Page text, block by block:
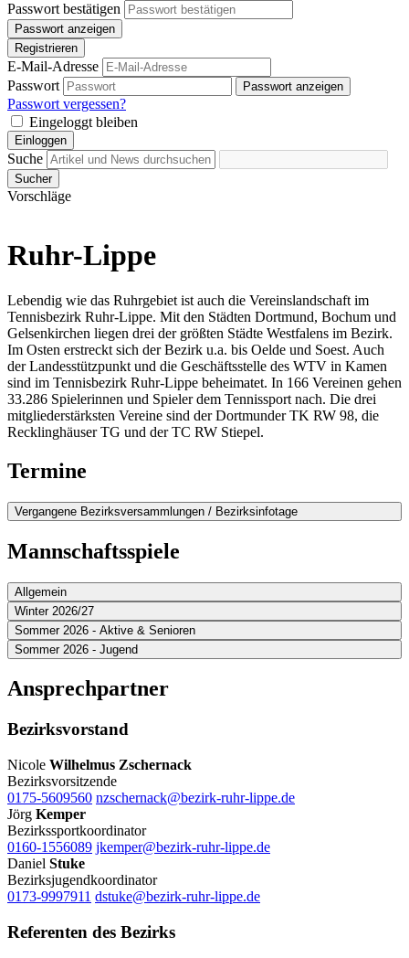
Passwort bestätigen
Passwort anzeigen
Registrieren
E-Mail-Adresse
Passwort
Passwort anzeigen
Passwort vergessen?
Eingeloggt bleiben
Einloggen
Suche
Sucher
Vorschläge
Ruhr-Lippe
Lebendig wie das Ruhrgebiet ist auch die Vereinslandschaft im
Tennisbezirk Ruhr-Lippe. Mit den Städten Dortmund, Bochum und
Gelsenkirchen liegen drei der größten Städte Westfalens im Bezirk.
Im Osten erstreckt sich der Bezirk u.a. bis Oelde und Soest. Auch
der Landesstützpunkt und die Geschäftsstelle des WTV in Kamen
sind im Tennisbezirk Ruhr-Lippe beheimatet. In 166 Vereinen gehen
33.286 Spielerinnen und Spieler dem Tennissport nach. Die drei
mitgliederstärksten Vereine sind der Dortmunder TK RW 98, die
Recklinghäuser TG und der TC RW Stiepel.
Termine
Vergangene Bezirksversammlungen / Bezirksinfotage
Mannschaftsspiele
Allgemein
Winter 2026/27
Sommer 2026 - Aktive & Senioren
Sommer 2026 - Jugend
Ansprechpartner
Bezirksvorstand
Nicole Wilhelmus Zschernack
Bezirksvorsitzende
0175-5609560 nzschernack@bezirk-ruhr-lippe.de
Jörg Kemper
Bezirkssportkoordinator
0160-1556089 jkemper@bezirk-ruhr-lippe.de
Daniel Stuke
Bezirksjugendkoordinator
0173-9997911 dstuke@bezirk-ruhr-lippe.de
Referenten des Bezirks